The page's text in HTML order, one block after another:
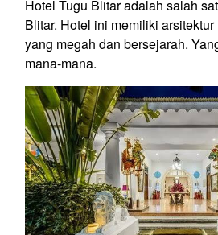
Hotel Tugu Blitar adalah salah
Blitar. Hotel ini memiliki
yang megah dan bersejarah.
mana-mana.